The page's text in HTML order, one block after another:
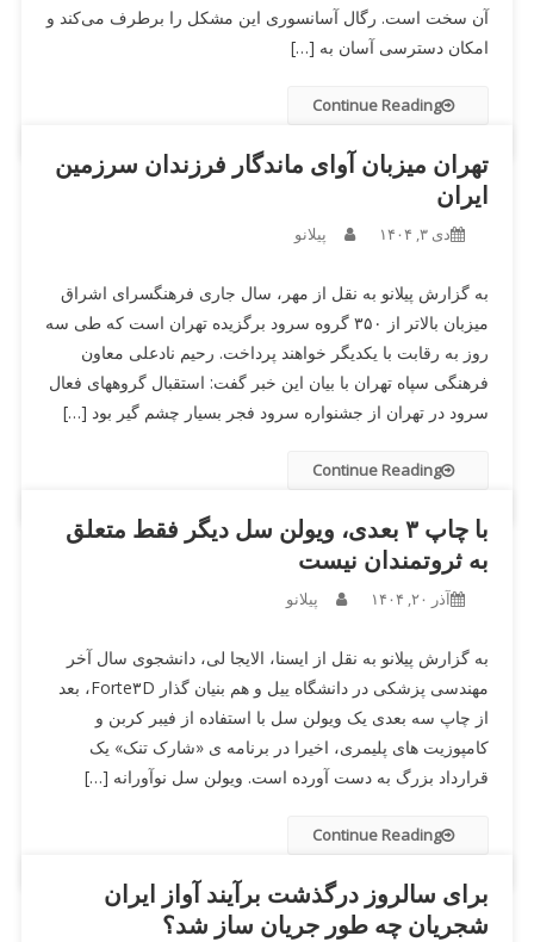
آن سخت است. رگال آسانسوری این مشکل را برطرف می‌کند و
امکان دسترسی آسان به […]
Continue Reading
تهران میزبان آوای ماندگار فرزندان سرزمین
ایران
دی ۳, ۱۴۰۴ پیلانو
به گزارش پیلانو به نقل از مهر، سال جاری فرهنگسرای اشراق
میزبان بالاتر از ۳۵۰ گروه سرود برگزیده تهران است که طی سه
روز به رقابت با یکدیگر خواهند پرداخت. رحیم نادعلی معاون
فرهنگی سپاه تهران با بیان این خبر گفت: استقبال گروههای فعال
سرود در تهران از جشنواره سرود فجر بسیار چشم گیر بود […]
Continue Reading
با چاپ ۳ بعدی، ویولن سل دیگر فقط متعلق
به ثروتمندان نیست
آذر ۲۰, ۱۴۰۴ پیلانو
به گزارش پیلانو به نقل از ایسنا، الایجا لی، دانشجوی سال آخر
مهندسی پزشکی در دانشگاه ییل و هم بنیان گذار Forte۳D، بعد
از چاپ سه بعدی یک ویولن سل با استفاده از فیبر کربن و
کامپوزیت های پلیمری، اخیرا در برنامه ی «شارک تنک» یک
قرارداد بزرگ به دست آورده است. ویولن سل نوآورانه […]
Continue Reading
برای سالروز درگذشت برآیند آواز ایران
شجریان چه طور جریان ساز شد؟